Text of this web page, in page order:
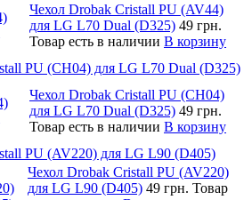
Чехол Drobak Cristall PU (AV44)
для LG L70 Dual (D325) 49 грн.
Товар есть в наличии В корзину
PU (CH04) для LG L70 Dual (D325)
Чехол Drobak Cristall PU (CH04)
для LG L70 Dual (D325) 49 грн.
Товар есть в наличии В корзину
PU (AV220) для LG L90 (D405)
Чехол Drobak Cristall PU (AV220)
для LG L90 (D405) 49 грн. Товар